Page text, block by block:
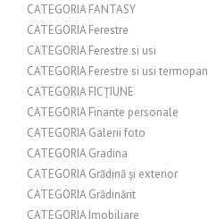
CATEGORIA FANTASY
CATEGORIA Ferestre
CATEGORIA Ferestre si usi
CATEGORIA Ferestre si usi termopan
CATEGORIA FICȚIUNE
CATEGORIA Finante personale
CATEGORIA Galerii foto
CATEGORIA Gradina
CATEGORIA Grădină și exterior
CATEGORIA Grădinărit
CATEGORIA Imobiliare